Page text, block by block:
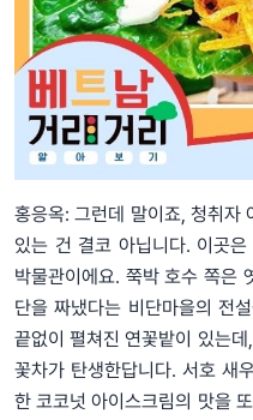
홍응옥: 그런데 말이죠, 청취자
있는 건 결코 아닙니다. 이곳
박물관이에요. 쭉박 호수 쪽은
단을 짜냈다는 비단마을의 전
끝없이 펼쳐진 연꽃밭이 있는
꽃차가 탄생한답니다. 서호
한 코코넛 아이스크림의 맛을